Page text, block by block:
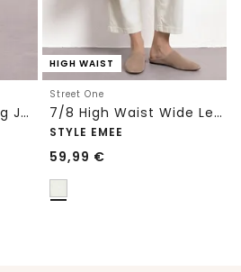
High Waist Barrel Leg Jeans im Loose Fit
HIGH WAIST
Street One
7/8 High Waist Wide Leg Jeans im Loose Fit
STYLE EMEE
59,99 €